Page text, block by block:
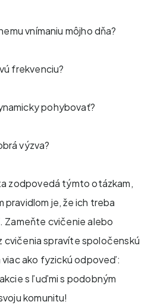
vnímaniu môjho dňa?
frekvenciu?
pohybovať?
výzva?
zodpovedá týmto otázkam,
pravidlom je, že ich treba
Zameňte cvičenie alebo
cvičenia spravíte spoločenskú
ako fyzickú odpoveď:
s ľuďmi s podobným
komunitu!